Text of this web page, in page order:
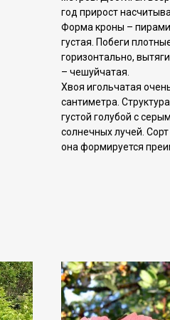
год прирост
Форма кроны –
густая. Побеги
горизонтально,
– чешуйчатая.
Хвоя игольчатая
сантиметра.
густой голубой с
солнечных лучей.
она формируется